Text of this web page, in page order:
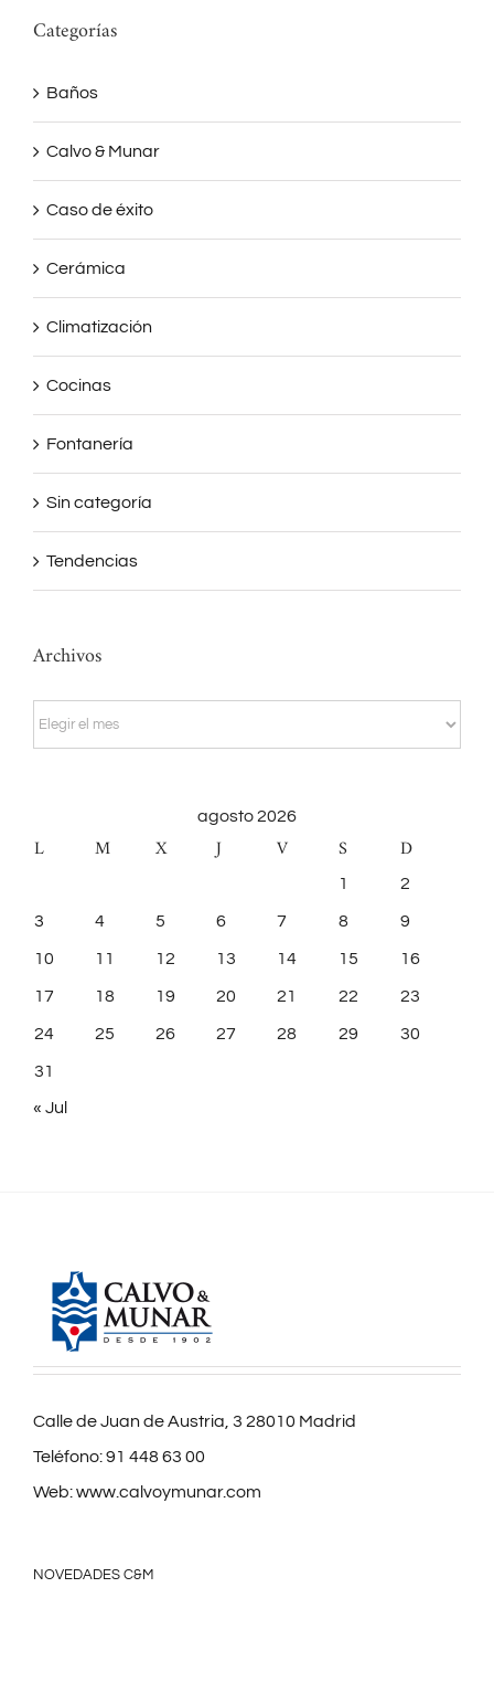
Categorías
Baños
Calvo & Munar
Caso de éxito
Cerámica
Climatización
Cocinas
Fontanería
Sin categoría
Tendencias
Archivos
Archivos
agosto 2026
L M X J V S D
1 2
3 4 5 6 7 8 9
10 11 12 13 14 15 16
17 18 19 20 21 22 23
24 25 26 27 28 29 30
31
« Jul
Calle de Juan de Austria, 3 28010 Madrid
Teléfono:91 448 63 00
Web:www.calvoymunar.com
NOVEDADES C&M